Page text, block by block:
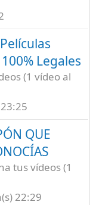
Legales
(1 vídeo al
QUE
tus vídeos (1
22:29